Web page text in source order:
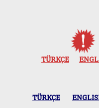
TÜRKÇE
TÜRKÇE